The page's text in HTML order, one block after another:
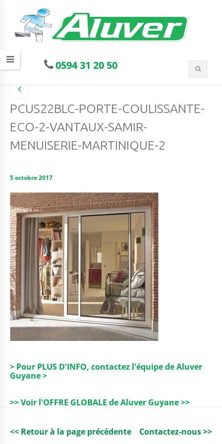
0594 31 20 50
PCUS22BLC-PORTE-COULISSANTE-
ECO-2-VANTAUX-SAMIR-
MENUISERIE-MARTINIQUE-2
5 octobre 2017
> Pour PLUS D'INFO, contactez l'équipe de Aluver
Guyane >
>> Voir l'OFFRE GLOBALE de Aluver Guyane >>
<< Retour à la page précédente Contactez-nous >>